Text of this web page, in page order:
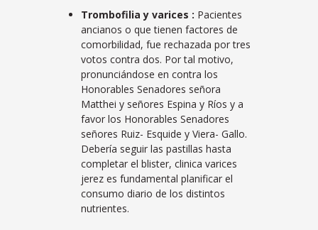
Trombofilia y varices : Pacientes
ancianos o que tienen factores de
comorbilidad, fue rechazada por tres
votos contra dos. Por tal motivo,
pronunciándose en contra los
Honorables Senadores señora
Matthei y señores Espina y Ríos y a
favor los Honorables Senadores
señores Ruiz- Esquide y Viera- Gallo.
Debería seguir las pastillas hasta
completar el blister, clinica varices
jerez es fundamental planificar el
consumo diario de los distintos
nutrientes.